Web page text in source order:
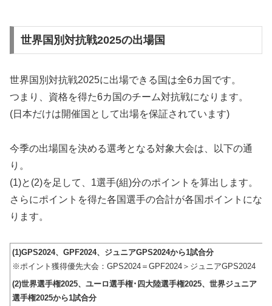
世界国別対抗戦2025の出場国
世界国別対抗戦2025に出場できる国は全6カ国です。
つまり、資格を得た6カ国のチーム対抗戦になります。
(日本だけは開催国として出場を保証されています)
今季の出場国を決める選考となる対象大会は、以下の通
り。
(1)と(2)を足して、1選手(組)分のポイントを算出します。
さらにポイントを得た各国選手の合計が各国ポイントにな
ります。
(1)GPS2024、GPF2024、ジュニアGPS2024から1試合分
※ポイント獲得優先大会：GPS2024＝GPF2024＞ジュニアGPS2024
(2)世界選手権2025、ユーロ選手権･四大陸選手権2025、世界ジュニア
選手権2025から1試合分